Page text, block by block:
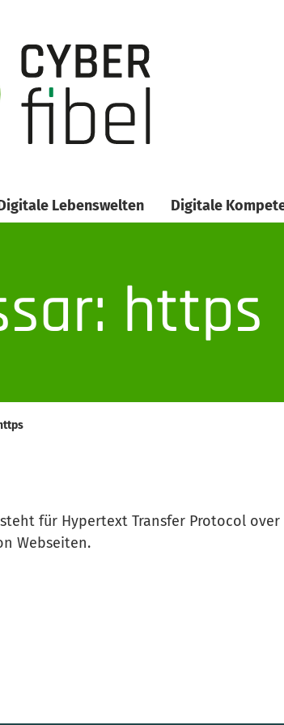
Lebenswelten Digitale
https
https
für Hypertext Transfer Protocol
Webseiten.